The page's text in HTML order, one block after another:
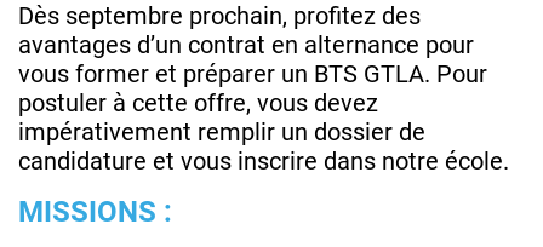
Dès septembre prochain, profitez des
avantages d’un contrat en alternance pour
vous former et préparer un BTS GTLA. Pour
postuler à cette offre, vous devez
impérativement remplir un dossier de
candidature et vous inscrire dans notre école.
MISSIONS :